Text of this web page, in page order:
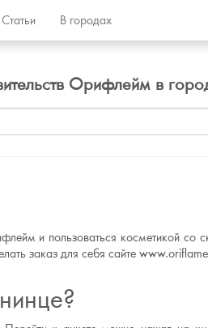
Статьи В городах
Орифлейм в
и пользоваться косметикой со
заказ для себя сайте